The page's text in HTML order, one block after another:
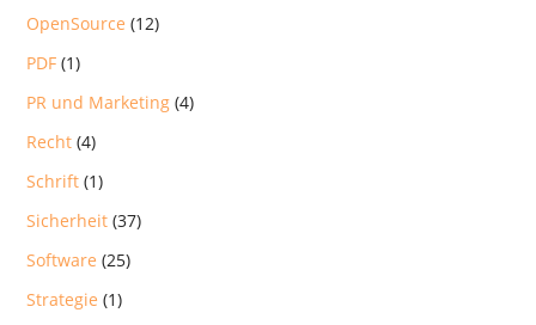
OpenSource (12)
PDF (1)
PR und Marketing (4)
Recht (4)
Schrift (1)
Sicherheit (37)
Software (25)
Strategie (1)